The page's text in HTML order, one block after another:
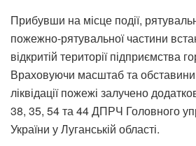
Прибувши на місце події,
пожежно-рятувальної частини
відкритій території підприємства
Враховуючи масштаб та
ліквідації пожежі залучено
38, 35, 54 та 44 ДПРЧ Головного
України у Луганській області.